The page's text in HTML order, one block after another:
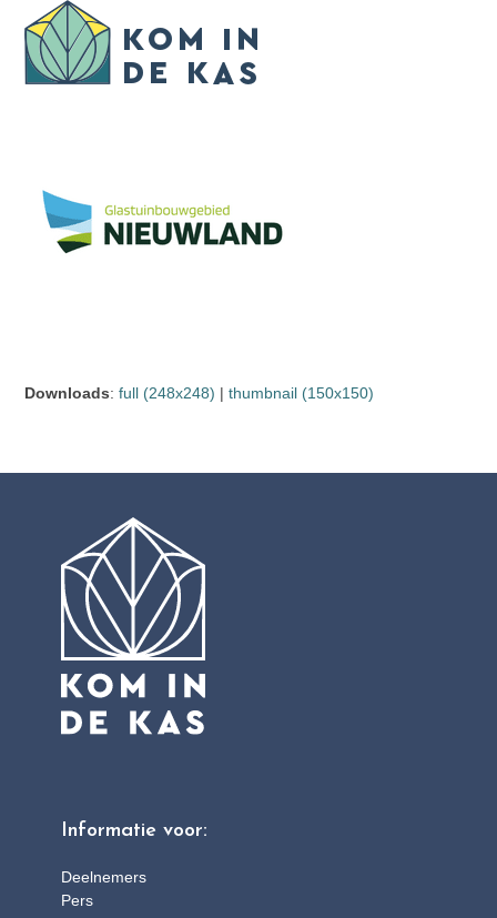
content
Open
mobile
menu
Close
mobile
menu
Downloads:full (248x248) |thumbnail (150x150)
Informatie voor:
Deelnemers
Pers